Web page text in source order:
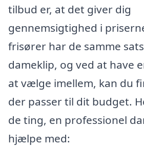
tilbud er, at det giver dig
gennemsigtighed i
frisører har de samme
dameklip, og ved at have
at vælge imellem, kan du
der passer til dit budget.
de ting, en professionel
hjælpe med: